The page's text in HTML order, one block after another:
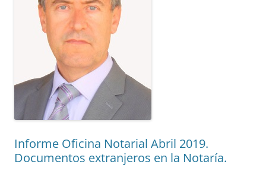
Informe Oficina Notarial Abril 2019.
Documentos extranjeros en la Notaría.